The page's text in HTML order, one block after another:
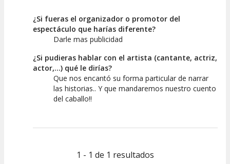
¿Si fueras el organizador o promotor del
espectáculo que harías diferente?
Darle mas publicidad
¿Si pudieras hablar con el artista (cantante, actriz,
actor,...) qué le dirías?
Que nos encantó su forma particular de narrar
las historias.. Y que mandaremos nuestro cuento
del caballo!!
1 - 1 de 1 resultados